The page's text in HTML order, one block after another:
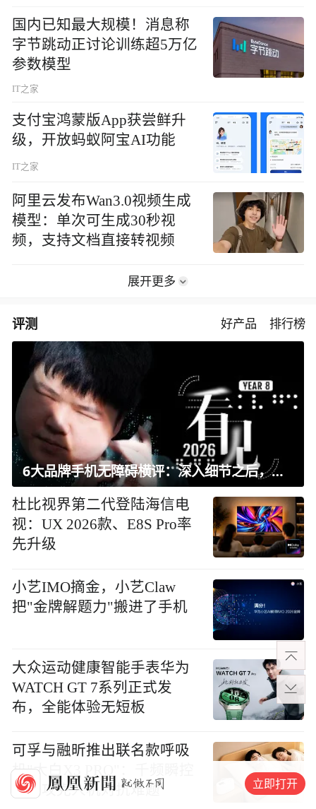
国内已知最大规模！消息称
字节跳动正讨论训练超5万亿
参数模型
IT之家
支付宝鸿蒙版App获尝鲜升
级，开放蚂蚁阿宝AI功能
IT之家
阿里云发布Wan3.0视频生成
模型：单次可生成30秒视
频，支持文档直接转视频
展开更多
评测 好产品 排行榜
6大品牌手机无障碍横评：深入细节之后，似乎只有苹果能挺住？｜ 看见2026
杜比视界第二代登陆海信电
视：UX 2026款、E8S Pro率
先升级
小艺IMO摘金，小艺Claw
把"金牌解题力"搬进了手机
大众运动健康智能手表华为
WATCH GT 7系列正式发
布，全能体验无短板
可孚与融昕推出联名款呼吸
机"大白X3 PRO"：千频瞬控
算法攻克人机对抗难题
立即打开